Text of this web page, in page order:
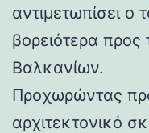
αντιμετωπίσει ο
βορειότερα
Βαλκανίων.
Προχωρώντας
αρχιτεκτονικό